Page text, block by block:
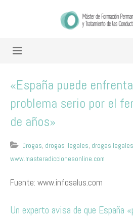
«España puede
problema serio por el
de años»
Drogas, drogas ilegales, drogas legales
www.masteradiccionesonline.com
Fuente: www.infosalus.com
Un experto avisa de que España